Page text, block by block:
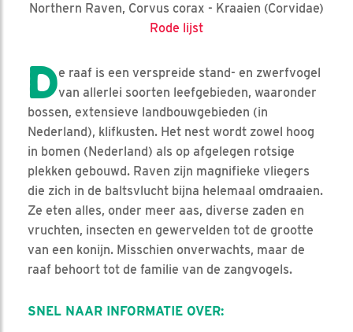
Northern Raven, Corvus corax - Kraaien (Corvidae)
Rode lijst
De raaf is een verspreide stand- en zwerfvogel
van allerlei soorten leefgebieden, waaronder
bossen, extensieve landbouwgebieden (in
Nederland), klifkusten. Het nest wordt zowel hoog
in bomen (Nederland) als op afgelegen rotsige
plekken gebouwd. Raven zijn magnifieke vliegers
die zich in de baltsvlucht bijna helemaal omdraaien.
Ze eten alles, onder meer aas, diverse zaden en
vruchten, insecten en gewervelden tot de grootte
van een konijn. Misschien onverwachts, maar de
raaf behoort tot de familie van de zangvogels.
SNEL NAAR INFORMATIE OVER: